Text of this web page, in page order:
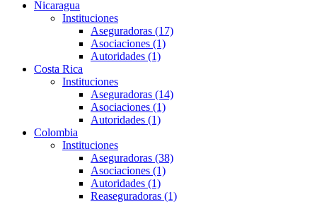
Nicaragua
Instituciones
Aseguradoras (17)
Asociaciones (1)
Autoridades (1)
Costa Rica
Instituciones
Aseguradoras (14)
Asociaciones (1)
Autoridades (1)
Colombia
Instituciones
Aseguradoras (38)
Asociaciones (1)
Autoridades (1)
Reaseguradoras (1)